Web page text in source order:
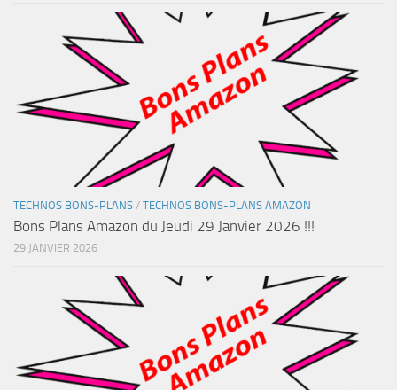
TECHNOS BONS-PLANS / TECHNOS BONS-PLANS AMAZON
Bons Plans Amazon du Jeudi 29 Janvier 2026 !!!
29 JANVIER 2026